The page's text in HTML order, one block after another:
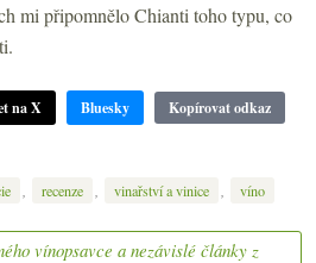
mi připomnělo Chianti toho typu, co
na X Bluesky Kopírovat odkaz
, recenze , vinařství a vinice , víno
vínopsavce a nezávislé články z